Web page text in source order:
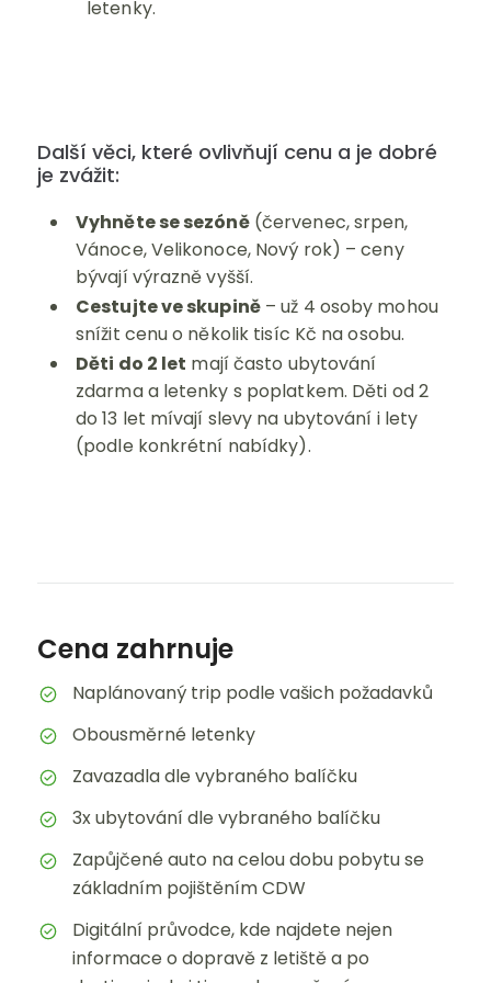
letenky.
Další věci, které ovlivňují cenu a je dobré
je zvážit:
Vyhněte se sezóně(červenec, srpen,
Vánoce, Velikonoce, Nový rok) – ceny
bývají výrazně vyšší.
Cestujte ve skupině– už 4 osoby mohou
snížit cenu o několik tisíc Kč na osobu.
Děti do 2 let mají často ubytování
zdarma a letenky s poplatkem. Děti od 2
do 13 let mívají slevy na ubytování i lety
(podle konkrétní nabídky).
Cena zahrnuje
Naplánovaný trip podle vašich požadavků
Obousměrné letenky
Zavazadla dle vybraného balíčku
3x ubytování dle vybraného balíčku
Zapůjčené auto na celou dobu pobytu se
základním pojištěním CDW
Digitální průvodce, kde najdete nejen
informace o dopravě z letiště a po